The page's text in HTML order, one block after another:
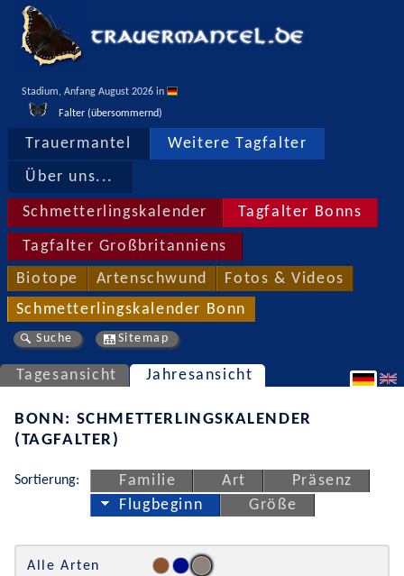
Stadium, Anfang August 2026 in
Falter (übersommernd)
Trauermantel Weitere Tagfalter
Über uns...
Schmetterlingskalender Tagfalter Bonns
Tagfalter Großbritanniens
Biotope Artenschwund Fotos & Videos
Schmetterlingskalender Bonn
Suche Sitemap
Tagesansicht Jahresansicht
BONN: SCHMETTERLINGSKALENDER
(TAGFALTER)
Sortierung: Familie Art
Präsenz
Flugbeginn
Größe
Alle Arten